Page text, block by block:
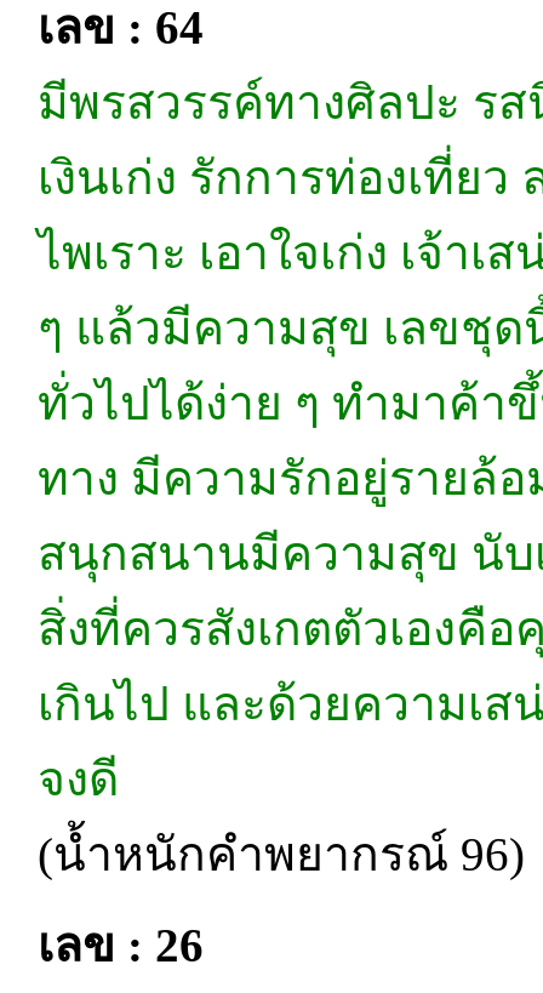
เลข : 64
มีพรสวรรค์ทางศิลปะ ร
เงินเก่ง รักการท่องเที่ย
ไพเราะ เอาใจเก่ง เจ้า
ๆ แล้วมีความสุข เลขชุ
ทั่วไปได้ง่าย ๆ ทำมาค้า
ทาง มีความรักอยู่รายล้
สนุกสนานมีความสุข นับ
สิ่งที่ควรสังเกตตัวเองคื
เกินไป และด้วยความเ
จงดี
(น้ำหนักคำพยากรณ์ 96)
เลข : 26